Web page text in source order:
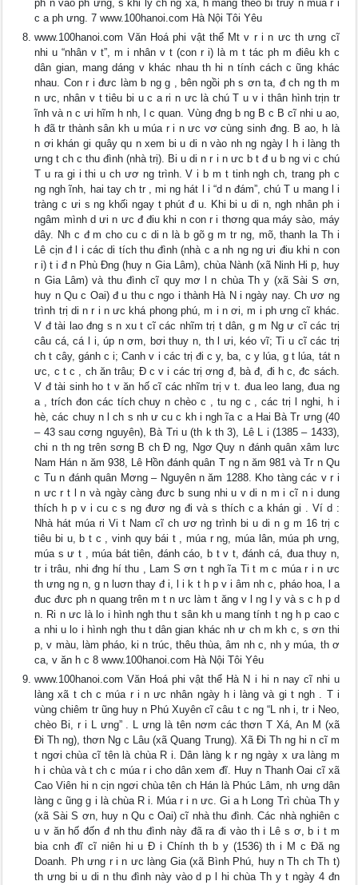
ph n vào ph ưng, s khi ly ch ng xa, h mang theo bí truy n múa r i
c a ph ưng. 7 www.100hanoi.com Hà Nội Tôi Yêu
www.100hanoi.com Văn Hoá phi vật thể Mt v r i n ưc th ưng cĩ
nhi u “nhân v t”, m i nhân v t (con r i) là m t tác ph m điêu kh c
dân gian, mang dáng v khác nhau th hi n tính cách c ũng khác
nhau. Con r i đưc làm b ng g , bên ngồi ph s ơn ta, đ ch ng th m
n ưc, nhân v t tiêu bi u c a ri n ưc là chú T u v i thân hình trịn tr
ĩnh và n c ưi hĩm h nh, l c quan. Vùng đng b ng B c B cĩ nhi u ao,
h đã tr thành sân kh u múa r i n ưc vơ cùng sinh đng. B ao, h là
n ơi khán gi quây qu n xem bi u di n vào nh ng ngày l h i làng th
ưng t ch c thu đình (nhà trị). Bi u di n r i n ưc b t đ u b ng vi c chú
T u ra gi i thi u ch ươ ng trình. V i b m t tinh ngh ch, trang ph c
ng ngh ĩnh, hai tay ch tr , mi ng hát l i “d n đám”, chú T u mang l i
tràng c ưi s ng khối ngay t phút đ u. Khi bi u di n, ngh nhân ph i
ngâm mình d ưi n ưc đ điu khi n con r i thơng qua máy sào, máy
dây. Nh c đ m cho cu c di n là b gõ g m tr ng, mõ, thanh la Th i
Lê cịn đ l i các di tích thu đình (nhà c a nh ng ng ưi điu khi n con
r i) t i đ n Phù Đng (huy n Gia Lâm), chùa Nành (xã Ninh Hi p, huy
n Gia Lâm) và thu đình cĩ quy mơ l n chùa Th y (xã Sài S ơn,
huy n Qu c Oai) đ u thu c ngo i thành Hà N i ngày nay. Ch ươ ng
trình trị di n r i n ưc khá phong phú, m i n ơi, m i ph ưng cĩ khác.
V đ tài lao đng s n xu t cĩ các nhĩm trị t dân, g m Ng ư cĩ các trị
câu cá, cá l i, úp n ơm, bơi thuy n, th l ưi, kéo vĩ; Ti u cĩ các trị
ch t cây, gánh c i; Canh v i các trị đi c y, ba, c y lúa, g t lúa, tát n
ưc, c t c , ch ăn trâu; Đ c v i các trị ơng đ, bà đ, đi h c, đc sách.
V đ tài sinh ho t v ăn hố cĩ các nhĩm trị v t. đua leo lang, đua ng
a , trích đon các tích chuy n chèo c , tu ng c , các trị l nghi, h i
hè, các chuy n l ch s nh ư cu c kh i ngh ĩa c a Hai Bà Tr ưng (40
– 43 sau cơng nguyên), Bà Tri u (th k th 3), Lê L i (1385 – 1433),
chi n th ng trên sơng B ch Đ ng, Ngơ Quy n đánh quân xâm lưc
Nam Hán n ăm 938, Lê Hồn đánh quân T ng n ăm 981 và Tr n Qu
c Tu n đánh quân Mơng – Nguyên n ăm 1288. Kho tàng các v r i
n ưc r t l n và ngày càng đưc b sung nhi u v di n m i cĩ n i dung
thích h p v i cu c s ng đươ ng đi và s thích c a khán gi . Ví d :
Nhà hát múa ri Vi t Nam cĩ ch ươ ng trình bi u di n g m 16 trị c
tiêu bi u, b t c , vinh quy bái t , múa r ng, múa lân, múa ph ưng,
múa s ư t , múa bát tiên, đánh cáo, b t v t, đánh cá, đua thuy n,
tr i trâu, nhi đng hí thu , Lam S ơn t ngh ĩa Ti t m c múa r i n ưc
th ưng ng n, g n luơn thay đ i, l i k t h p v i âm nh c, pháo hoa, l a
đuc đưc ph n quang trên m t n ưc làm t ăng v l ng l y và s c h p d
n. Ri n ưc là lo i hình ngh thu t sân kh u mang tính t ng h p cao c
a nhi u lo i hình ngh thu t dân gian khác nh ư ch m kh c, s ơn thi
p, v màu, làm pháo, ki n trúc, thêu thùa, âm nh c, nh y múa, th ơ
ca, v ăn h c 8 www.100hanoi.com Hà Nội Tôi Yêu
www.100hanoi.com Văn Hoá phi vật thể Hà N i hi n nay cĩ nhi u
làng xã t ch c múa r i n ưc nhân ngày h i làng và gi t ngh . T i
vùng chiêm tr ũng huy n Phú Xuyên cĩ câu t c ng “L nh i, tr i Neo,
chèo Bi, r i L ưng” . L ưng là tên nơm các thơn T Xá, An M (xã
Đi Th ng), thơn Ng c Lâu (xã Quang Trung). Xã Đi Th ng hi n cĩ m
t ngơi chùa cĩ tên là chùa R i. Dân làng k r ng ngày x ưa làng m
h i chùa và t ch c múa r i cho dân xem đĩ. Huy n Thanh Oai cĩ xã
Cao Viên hi n cịn ngơi chùa tên ch Hán là Phúc Lâm, nh ưng dân
làng c ũng g i là chùa R i. Múa r i n ưc. Gi a h Long Trì chùa Th y
(xã Sài S ơn, huy n Qu c Oai) cĩ nhà thu đình. Các nhà nghiên c
u v ăn hố đốn đ nh thu đình này đã ra đi vào th i Lê s ơ, b i t m
bia cnh đĩ cĩ niên hi u Đ i Chính th b y (1536) th i M c Đă ng
Doanh. Ph ưng r i n ưc làng Gia (xã Bình Phú, huy n Th ch Th t)
th ưng bi u di n thu đình này vào d p l hi chùa Th y t ngày 4 đn